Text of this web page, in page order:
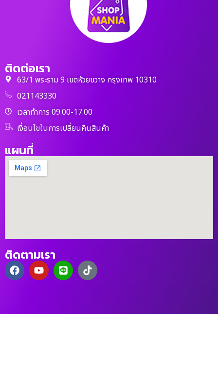
ติดต่อเรา
63/1 พระราม 9 เขตห้วยขวาง กรุงเทพ 10310
021143330
เวลาทำการ 09.00-17.00
เงื่อนไขในการเปลี่ยนคืนสินค้า
แผนที่
ติดตามเรา